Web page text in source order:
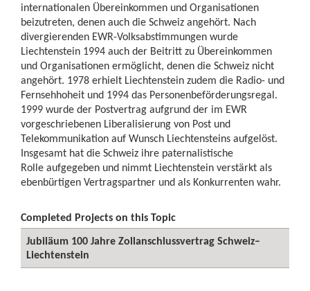
internationalen Übereinkommen und Organisationen
beizutreten, denen auch die Schweiz angehört. Nach
divergierenden EWR-Volksabstimmungen wurde
Liechtenstein 1994 auch der Beitritt zu Übereinkommen
und Organisationen ermöglicht, denen die Schweiz nicht
angehört. 1978 erhielt Liechtenstein zudem die Radio- und
Fernsehhoheit und 1994 das Personenbeförderungsregal.
1999 wurde der Postvertrag aufgrund der im EWR
vorgeschriebenen Liberalisierung von Post und
Telekommunikation auf Wunsch Liechtensteins aufgelöst.
Insgesamt hat die Schweiz ihre paternalistische
Rolle aufgegeben und nimmt Liechtenstein verstärkt als
ebenbürtigen Vertragspartner und als Konkurrenten wahr.
Completed Projects on this Topic
Jubiläum 100 Jahre Zollanschlussvertrag Schweiz–
Liechtenstein